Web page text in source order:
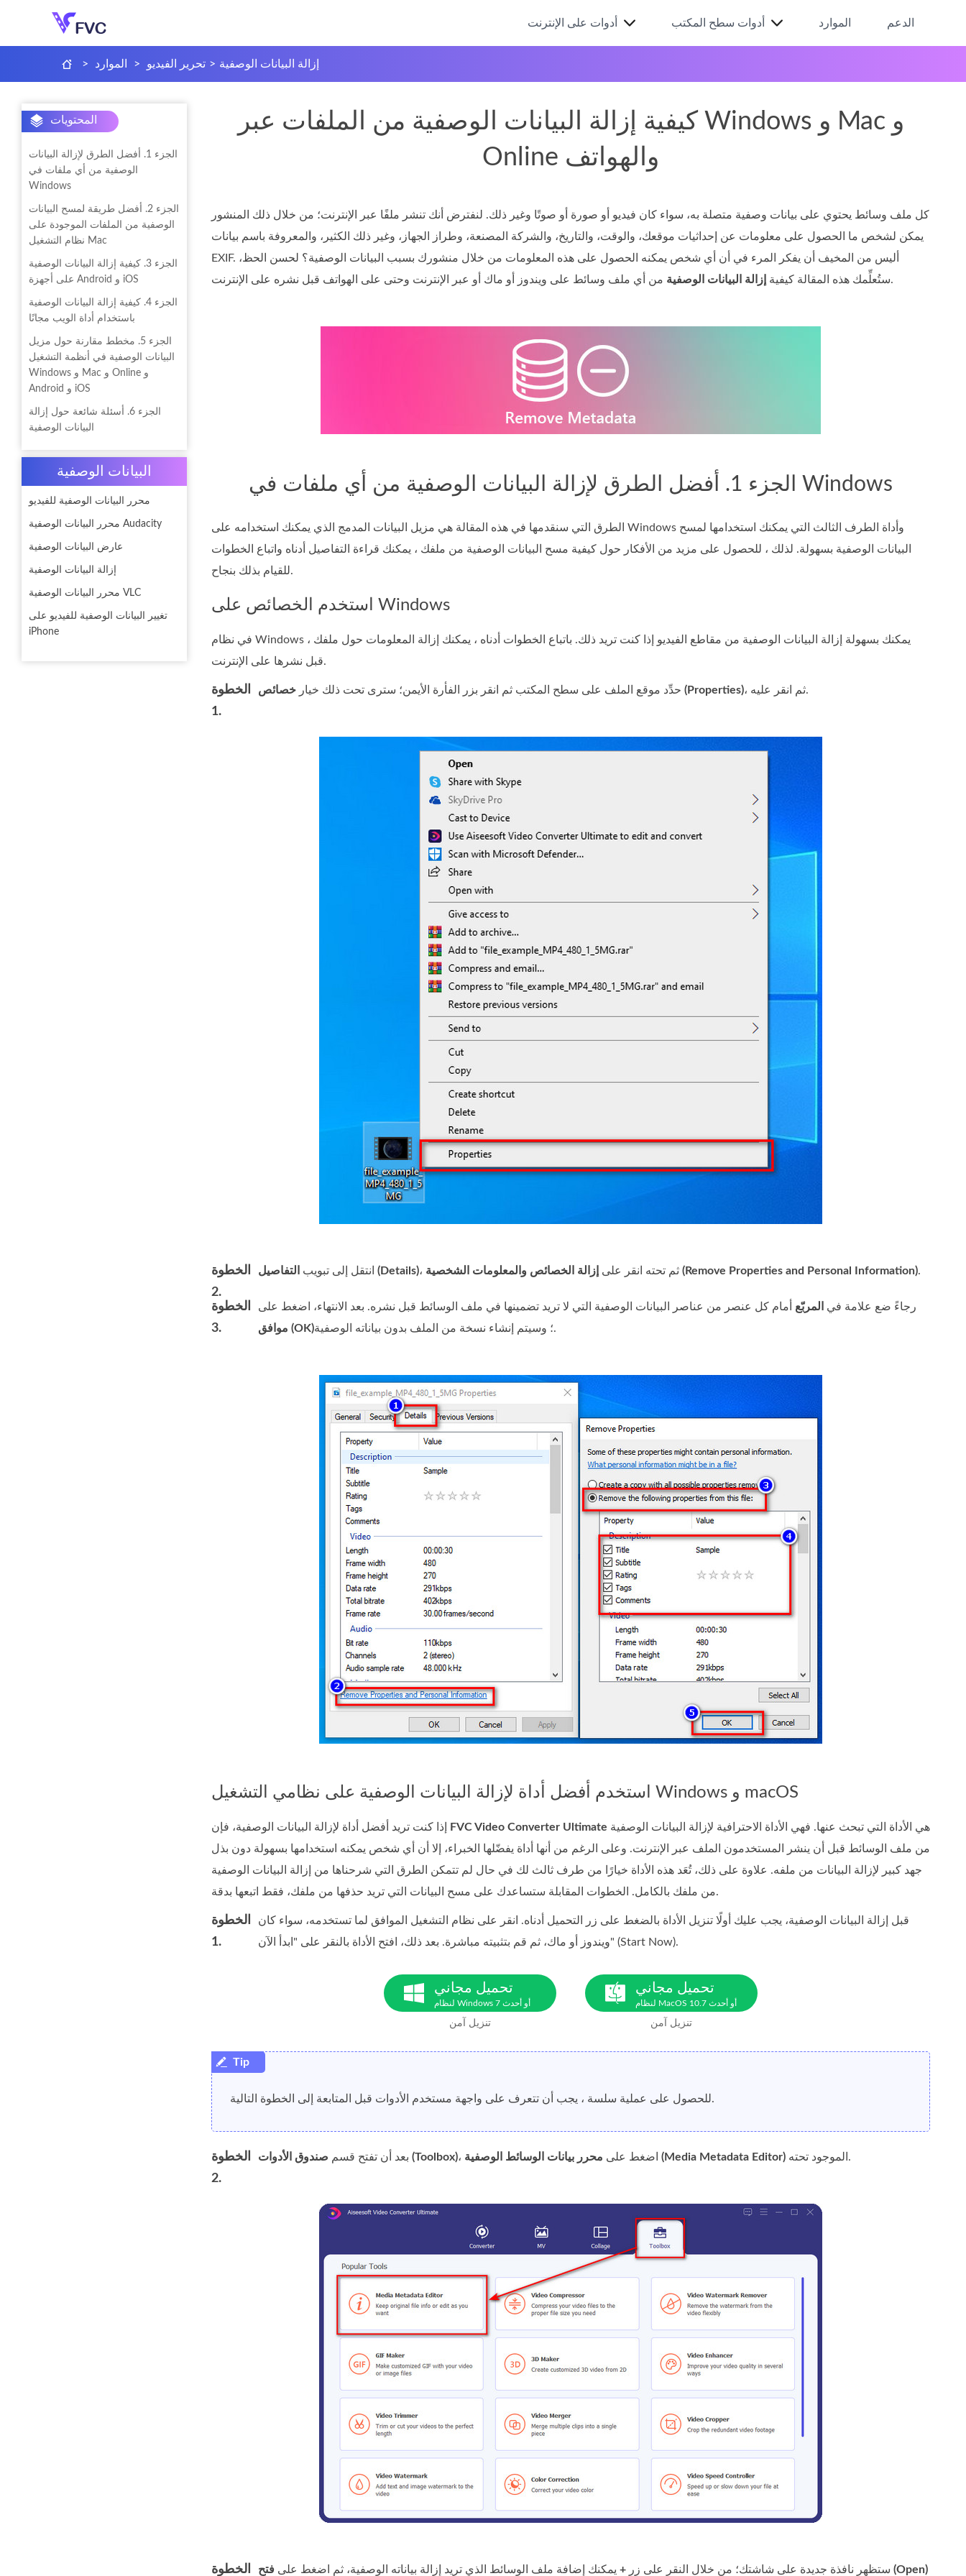
أدوات على الإنترنت أدوات سطح المكتب الموارد الدعم
> الموارد > تحرير الفيديو > إزالة البيانات الوصفية
المحتويات
الجزء 1. أفضل الطرق لإزالة البيانات
الوصفية من أي ملفات في
Windows
الجزء 2. أفضل طريقة لمسح البيانات
الوصفية من الملفات الموجودة على
نظام التشغيل Mac
الجزء 3. كيفية إزالة البيانات الوصفية
على أجهزة Android و iOS
الجزء 4. كيفية إزالة البيانات الوصفية
باستخدام أداة الويب مجانًا
الجزء 5. مخطط مقارنة حول مزيل
البيانات الوصفية في أنظمة التشغيل
Windows و Mac و Online و
Android و iOS
الجزء 6. أسئلة شائعة حول إزالة
البيانات الوصفية
البيانات الوصفية
محرر البيانات الوصفية للفيديو
محرر البيانات الوصفية Audacity
عارض البيانات الوصفية
إزالة البيانات الوصفية
محرر البيانات الوصفية VLC
تغيير البيانات الوصفية للفيديو على
iPhone
كيفية إزالة البيانات الوصفية من الملفات عبر Windows و Mac و
Online والهواتف
كل ملف وسائط يحتوي على بيانات وصفية متصلة به، سواء كان فيديو أو صورة أو صوتًا وغير ذلك. لنفترض أنك تنشر ملفًا عبر الإنترنت؛ من خلال ذلك المنشور
يمكن لشخص ما الحصول على معلومات عن إحداثيات موقعك، والوقت، والتاريخ، والشركة المصنعة، وطراز الجهاز، وغير ذلك الكثير، والمعروفة باسم بيانات
EXIF. أليس من المخيف أن يفكر المرء في أن أي شخص يمكنه الحصول على هذه المعلومات من خلال منشورك بسبب البيانات الوصفية؟ لحسن الحظ،
ستُعلِّمك هذه المقالة كيفية إزالة البيانات الوصفية من أي ملف وسائط على ويندوز أو ماك أو عبر الإنترنت وحتى على الهواتف قبل نشره على الإنترنت.
الجزء 1. أفضل الطرق لإزالة البيانات الوصفية من أي ملفات في Windows
الطرق التي سنقدمها في هذه المقالة هي مزيل البيانات المدمج الذي يمكنك استخدامه على Windows وأداة الطرف الثالث التي يمكنك استخدامها لمسح
البيانات الوصفية بسهولة. لذلك ، للحصول على مزيد من الأفكار حول كيفية مسح البيانات الوصفية من ملفك ، يمكنك قراءة التفاصيل أدناه واتباع الخطوات
للقيام بذلك بنجاح.
استخدم الخصائص على Windows
في نظام Windows ، يمكنك بسهولة إزالة البيانات الوصفية من مقاطع الفيديو إذا كنت تريد ذلك. باتباع الخطوات أدناه ، يمكنك إزالة المعلومات حول ملفك
قبل نشرها على الإنترنت.
الخطوة
1.
حدِّد موقع الملف على سطح المكتب ثم انقر بزر الفأرة الأيمن؛ سترى تحت ذلك خيار خصائص (Properties) ، ثم انقر عليه.
الخطوة
2.
انتقل إلى تبويب التفاصيل (Details) ، ثم تحته انقر على إزالة الخصائص والمعلومات الشخصية (Remove Properties and Personal Information).
الخطوة
3.
رجاءً ضع علامة في المربّع أمام كل عنصر من عناصر البيانات الوصفية التي لا تريد تضمينها في ملف الوسائط قبل نشره. بعد الانتهاء، اضغط على
موافق (OK)
؛ وسيتم إنشاء نسخة من الملف بدون بياناته الوصفية.
استخدم أفضل أداة لإزالة البيانات الوصفية على نظامي التشغيل Windows و macOS
FVC Video Converter Ultimate
من ملف الوسائط قبل أن ينشر المستخدمون الملف عبر الإنترنت. وعلى الرغم من أنها أداة يفضّلها الخبراء، إلا أن أي شخص يمكنه استخدامها بسهولة دون بذل
جهد كبير لإزالة البيانات من ملفه. علاوة على ذلك، تُعَد هذه الأداة خيارًا من طرف ثالث لك في حال لم تتمكن الطرق التي شرحناها من إزالة البيانات الوصفية
من ملفك بالكامل. الخطوات المقابلة ستساعدك على مسح البيانات التي تريد حذفها من ملفك، فقط اتبعها بدقة.
الخطوة
1.
قبل إزالة البيانات الوصفية، يجب عليك أولًا تنزيل الأداة بالضغط على زر التحميل أدناه. انقر على نظام التشغيل الموافق لما تستخدمه، سواء كان
ويندوز أو ماك، ثم قم بتثبيته مباشرة. بعد ذلك، افتح الأداة بالنقر على "ابدأ الآن" (Start Now).
تحميل مجاني
لنظام Windows 7 أو أحدث
تنزيل آمن
تحميل مجاني
لنظام MacOS 10.7 أو أحدث
تنزيل آمن
للحصول على عملية سلسة ، يجب أن تتعرف على واجهة مستخدم الأدوات قبل المتابعة إلى الخطوة التالية.
الخطوة
2.
بعد أن تفتح قسم صندوق الأدوات (Toolbox) ، اضغط على محرر بيانات الوسائط الوصفية (Media Metadata Editor) الموجود تحته.
الخطوة ستظهر نافذة جديدة على شاشتك؛ من خلال النقر على زر + يمكنك إضافة ملف الوسائط الذي تريد إزالة بياناته الوصفية، ثم اضغط على فتح (Open)